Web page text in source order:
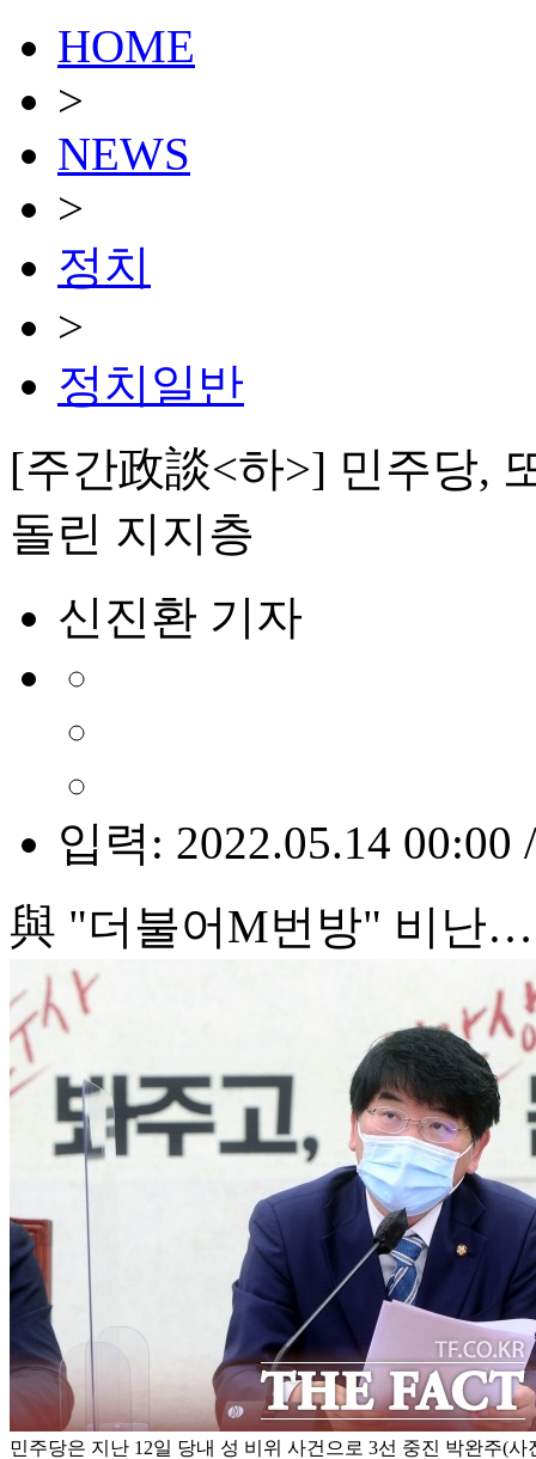
HOME
>
NEWS
>
정치
>
정치일반
[주간政談<하>] 민주당,
돌린 지지층
신진환 기자
입력: 2022.05.14 00:00
與 "더불어M번방" 비난
민주당은 지난 12일 당내 성 비위 사건으로 3선 중진 박완주(